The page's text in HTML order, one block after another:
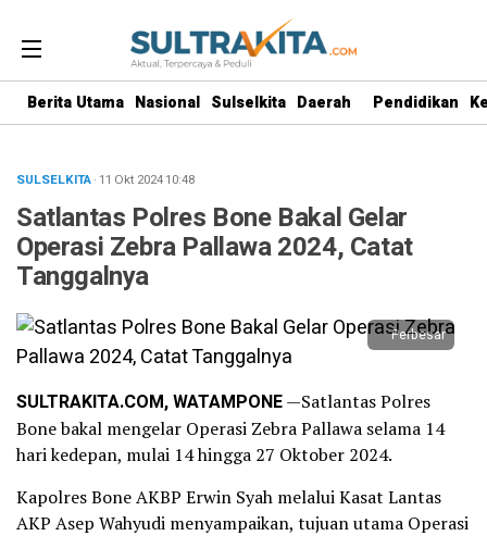
Berita Utama Nasional Sulselkita Daerah Pendidikan
SULSELKITA· 11 Okt 202410:48
Satlantas Polres Bone Bakal Gelar
Operasi Zebra Pallawa 2024, Catat
Tanggalnya
Perbesar
SULTRAKITA.COM, WATAMPONE—Satlantas Polres
Bone bakal mengelar Operasi Zebra Pallawa selama 14
hari kedepan, mulai 14 hingga 27 Oktober 2024.
Kapolres Bone AKBP Erwin Syah melalui Kasat Lantas
AKP Asep Wahyudi menyampaikan, tujuan utama Operasi